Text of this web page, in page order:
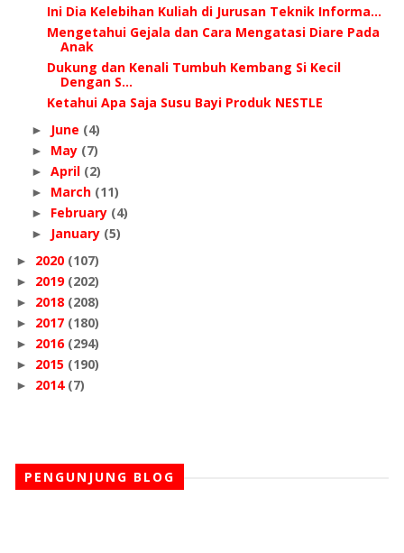
Ini Dia Kelebihan Kuliah di Jurusan Teknik Informa...
Mengetahui Gejala dan Cara Mengatasi Diare Pada
Anak
Dukung dan Kenali Tumbuh Kembang Si Kecil
Dengan S...
Ketahui Apa Saja Susu Bayi Produk NESTLE
► June (4)
► May (7)
► April (2)
► March (11)
► February (4)
► January (5)
► 2020 (107)
► 2019 (202)
► 2018 (208)
► 2017 (180)
► 2016 (294)
► 2015 (190)
► 2014 (7)
PENGUNJUNG BLOG